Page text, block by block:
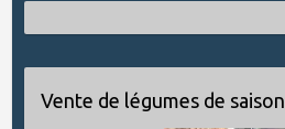
Vente de légumes de saison